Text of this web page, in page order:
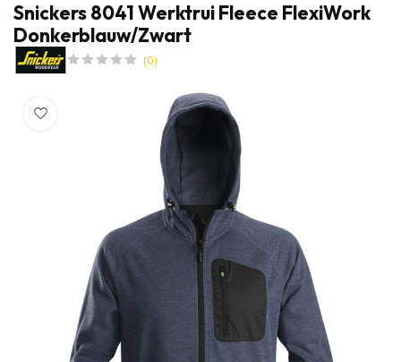
Snickers 8041 Werktrui Fleece FlexiWork
Donkerblauw/Zwart
(0)